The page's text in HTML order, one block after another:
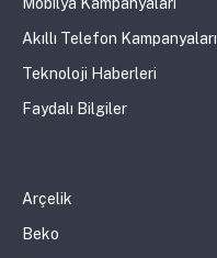
Akıllı Telefon Kampanyaları
Teknoloji Haberleri
Faydalı Bilgiler
Arçelik
Beko